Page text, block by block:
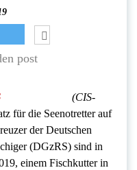
post
(CIS-
für die Seenotretter auf
der Deutschen
(DGzRS) sind in
einem Fischkutter in